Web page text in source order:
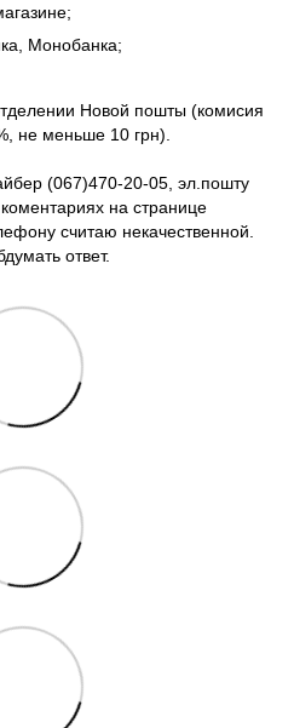
Монобанка;
Новой пошты (комисия
не меньше 10 грн).
(067)470-20-05, эл.пошту
на странице
считаю некачественной.
ответ.